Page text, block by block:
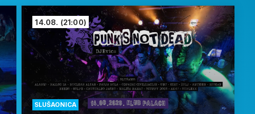
SLUŠAONICA
14.08. (21:00)